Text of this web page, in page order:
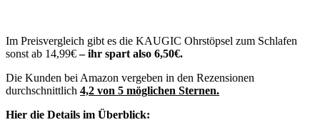
Im Preisvergleich gibt es die KAUGIC Ohrstöpsel zum Schlafen
sonst ab 14,99€– ihr spart also 6,50€.
Die Kunden bei Amazon vergeben in den Rezensionen
durchschnittlich 4,2 von 5 möglichen Sternen.
Hier die Details im Überblick: